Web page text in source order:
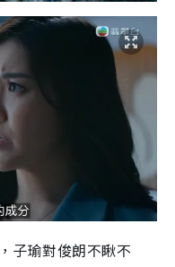
子瑜對俊朗不瞅不